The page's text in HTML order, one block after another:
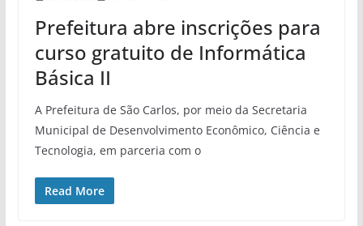
Prefeitura abre inscrições para
curso gratuito de Informática
Básica II
A Prefeitura de São Carlos, por meio da Secretaria
Municipal de Desenvolvimento Econômico, Ciência e
Tecnologia, em parceria com o
Read More